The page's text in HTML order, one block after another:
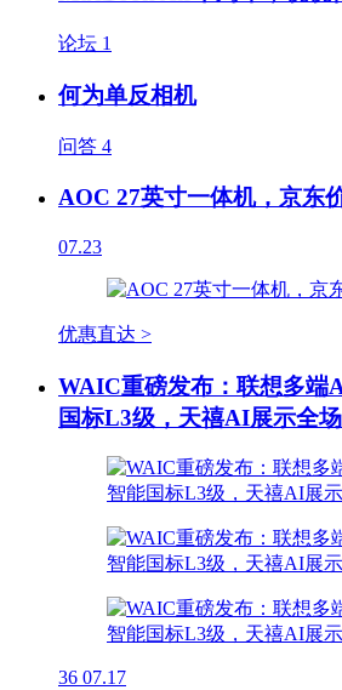
论坛 1
何为单反相机
问答 4
AOC 27英寸一体机，京东
07.23
优惠直达 >
WAIC重磅发布：联想多端
国标L3级，天禧AI展示全
36 07.17